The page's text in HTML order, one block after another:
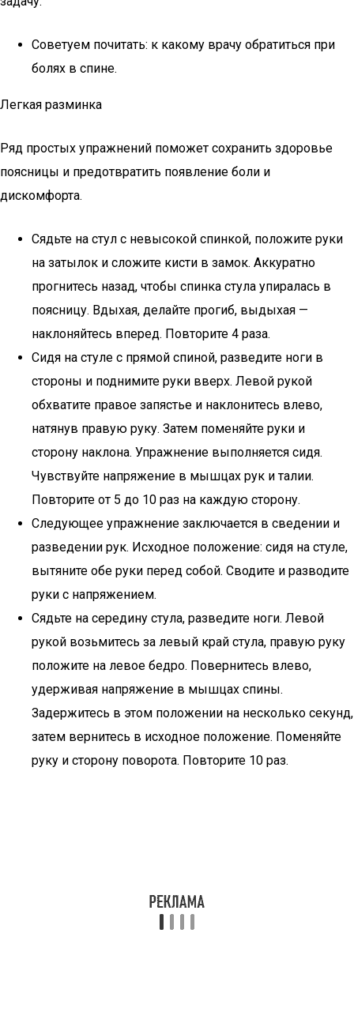
Советуем почитать: к какому врачу обратиться при
болях в спине.
Легкая разминка
Ряд простых упражнений поможет сохранить здоровье
поясницы и предотвратить появление боли и
дискомфорта.
Сядьте на стул с невысокой спинкой, положите руки
на затылок и сложите кисти в замок. Аккуратно
прогнитесь назад, чтобы спинка стула упиралась в
поясницу. Вдыхая, делайте прогиб, выдыхая —
наклоняйтесь вперед. Повторите 4 раза.
Сидя на стуле с прямой спиной, разведите ноги в
стороны и поднимите руки вверх. Левой рукой
обхватите правое запястье и наклонитесь влево,
натянув правую руку. Затем поменяйте руки и
сторону наклона. Упражнение выполняется сидя.
Чувствуйте напряжение в мышцах рук и талии.
Повторите от 5 до 10 раз на каждую сторону.
Следующее упражнение заключается в сведении и
разведении рук. Исходное положение: сидя на стуле,
вытяните обе руки перед собой. Сводите и разводите
руки с напряжением.
Сядьте на середину стула, разведите ноги. Левой
рукой возьмитесь за левый край стула, правую руку
положите на левое бедро. Повернитесь влево,
удерживая напряжение в мышцах спины.
Задержитесь в этом положении на несколько секунд,
затем вернитесь в исходное положение. Поменяйте
руку и сторону поворота. Повторите 10 раз.